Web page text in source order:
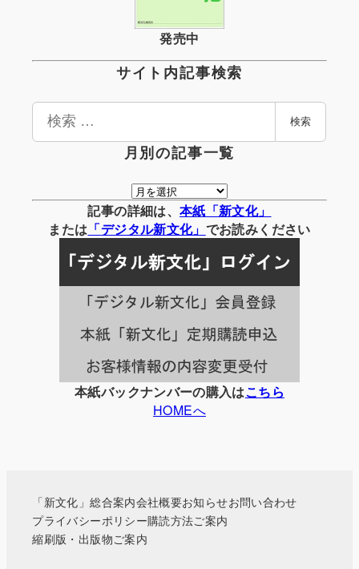
発売中
サイト内記事検索
検
検索
月別の記事一覧
月
別
の
事
一
覧
記事の詳細は、 本紙「新文化」
または 「デジタル新文化」 でお読みください
本紙バックナンバーの購入はこちら
HOMEへ
「新文化」総合案内会社概要お知らせお問い合わせ
プライバシーポリシー購読方法ご案内
縮刷版・出版物ご案内